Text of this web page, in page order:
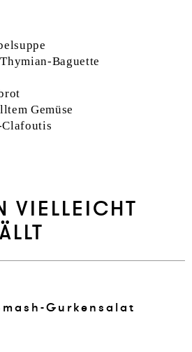
Baguette
Gemüse
Clafoutis
VIELLEICHT
Gur­kensalat